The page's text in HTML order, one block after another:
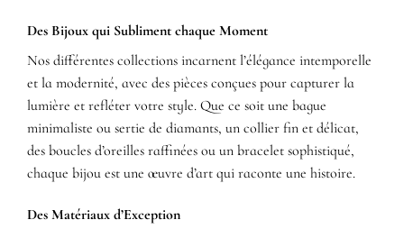
Des Bijoux qui Subliment chaque Moment
Nos différentes collections incarnent l’élégance intemporelle
et la modernité, avec des pièces conçues pour capturer la
lumière et refléter votre style. Que ce soit une bague
minimaliste ou sertie de diamants, un collier fin et délicat,
des boucles d’oreilles raffinées ou un bracelet sophistiqué,
chaque bijou est une œuvre d’art qui raconte une histoire.
Des Matériaux d’Exception